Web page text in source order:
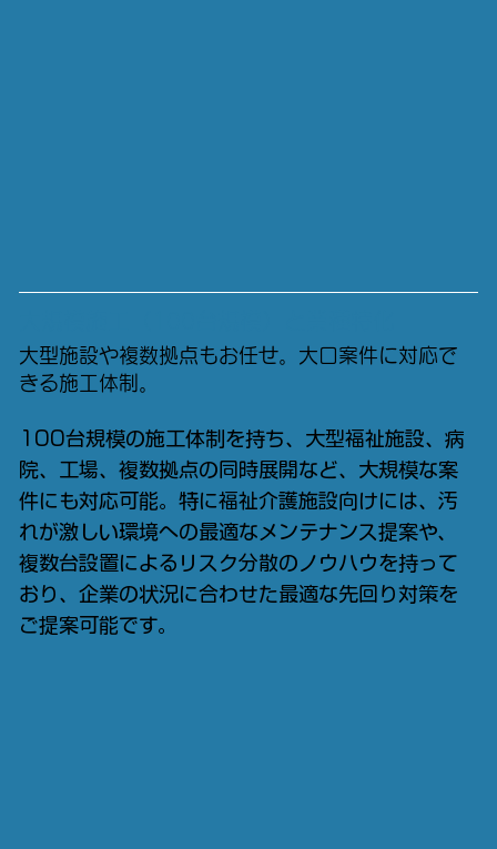
大型施設や複数拠点もお任せ。大口案件に対応で
きる施工体制。
100台規模の施工体制を持ち、大型福祉施設、病
院、工場、複数拠点の同時展開など、大規模な案
件にも対応可能。特に福祉介護施設向けには、汚
れが激しい環境への最適なメンテナンス提案や、
複数台設置によるリスク分散のノウハウを持って
おり、企業の状況に合わせた最適な先回り対策を
ご提案可能です。